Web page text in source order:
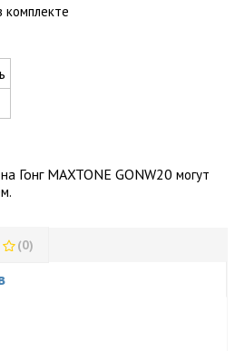
комплекте
Гонг MAXTONE GONW20 могут
(0)